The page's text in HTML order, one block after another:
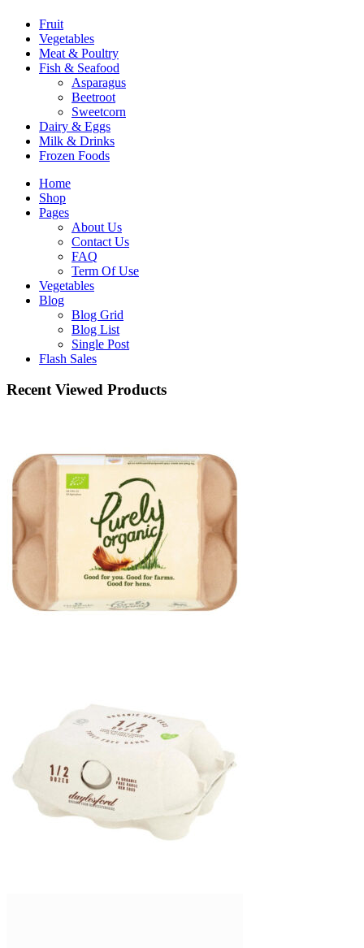
Fruit
Vegetables
Meat & Poultry
Fish & Seafood
Asparagus
Beetroot
Sweetcorn
Dairy & Eggs
Milk & Drinks
Frozen Foods
Home
Shop
Pages
About Us
Contact Us
FAQ
Term Of Use
Vegetables
Blog
Blog Grid
Blog List
Single Post
Flash Sales
Recent Viewed Products